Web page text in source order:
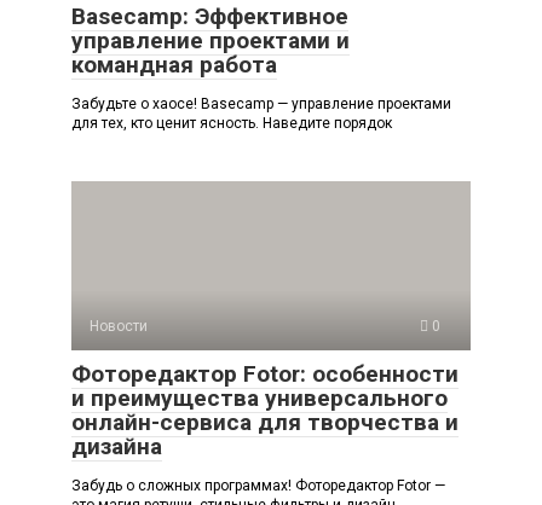
Basecamp: Эффективное
управление проектами и
командная работа
Забудьте о хаосе! Basecamp — управление проектами
для тех, кто ценит ясность. Наведите порядок
Новости 0
Фоторедактор Fotor: особенности
и преимущества универсального
онлайн-сервиса для творчества и
дизайна
Забудь о сложных программах! Фоторедактор Fotor —